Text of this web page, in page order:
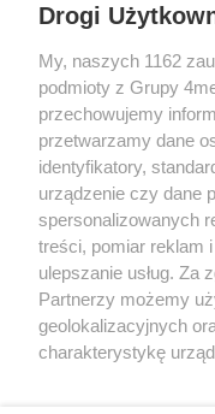
Prywatność
Drogi
My, naszych 1162
podmioty z Grupy
przechowujemy
przetwarzamy dane
identyfikatory,
urządzenie czy dane
spersonalizowanych
treści, pomiar reklam
ulepszanie usług. Za
Partnerzy możemy
geolokalizacyjnych
charakterystykę